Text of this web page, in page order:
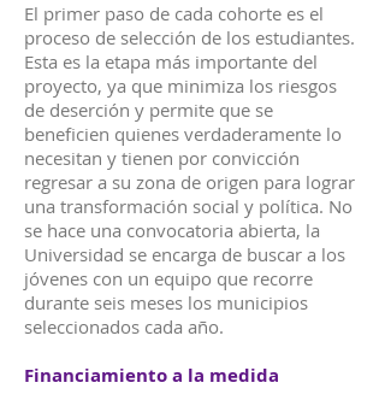
El primer paso de cada cohorte es el
proceso de selección de los estudiantes.
Esta es la etapa más importante del
proyecto, ya que minimiza los riesgos
de deserción y permite que se
beneficien quienes verdaderamente lo
necesitan y tienen por convicción
regresar a su zona de origen para lograr
una transformación social y política. No
se hace una convocatoria abierta, la
Universidad se encarga de buscar a los
jóvenes con un equipo que recorre
durante seis meses los municipios
seleccionados cada año.
Financiamiento a la medida